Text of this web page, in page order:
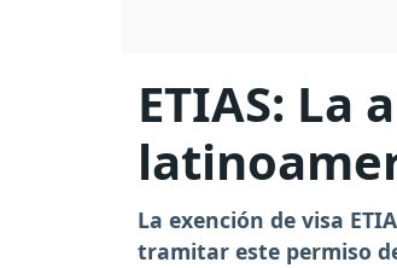
ETIAS:
La exención de visa
tramitar este permiso